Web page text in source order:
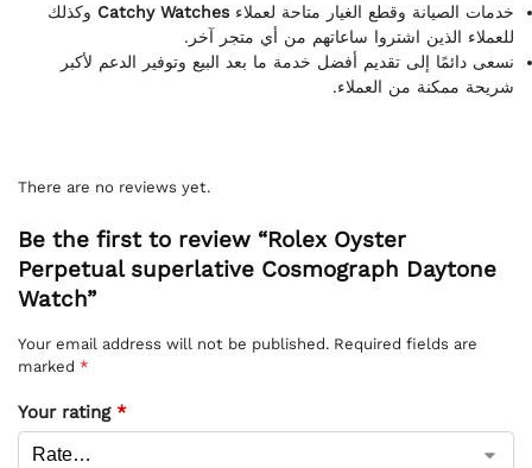
خدمات الصيانة وقطع الغيار متاحة لعملاءCatchy Watches وكذلك
للعملاء الذين اشتروا ساعاتهم من أي متجر آخر.
نسعى دائمًا إلى تقديم أفضل خدمة ما بعد البيع وتوفير الدعم لأكبر
شريحة ممكنة من العملاء.
There are no reviews yet.
Be the first to review “Rolex Oyster
Perpetual superlative Cosmograph Daytone
Watch”
Your email address will not be published. Required fields are
marked *
Your rating *